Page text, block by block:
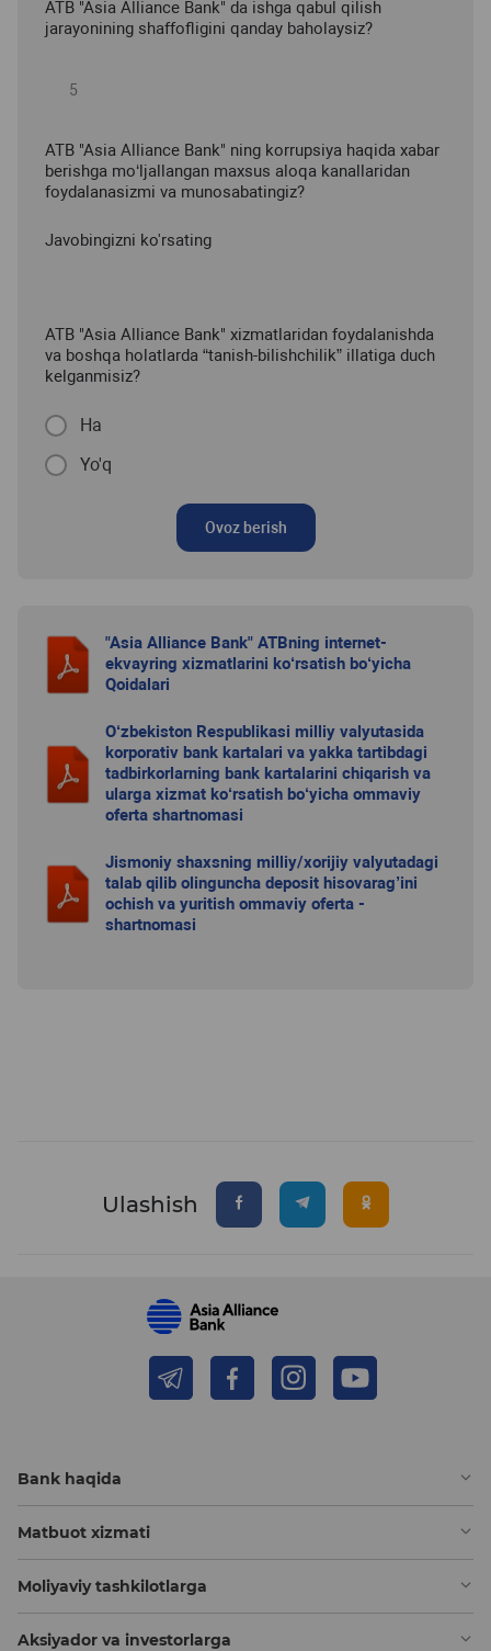
ATB "Asia Alliance Bank" da ishga qabul qilish
jarayonining shaffofligini qanday baholaysiz?
ATB "Asia Alliance Bank" ning korrupsiya haqida xabar
berishga mo‘ljallangan maxsus aloqa kanallaridan
foydalanasizmi va munosabatingiz?
Javobingizni ko'rsating
ATB "Asia Alliance Bank" xizmatlaridan foydalanishda
va boshqa holatlarda “tanish-bilishchilik” illatiga duch
kelganmisiz?
Ha
Yo'q
Ovoz berish
"Asia Alliance Bank" ATBning internet-
ekvayring xizmatlarini ko‘rsatish bo‘yicha
Qoidalari
O‘zbekiston Respublikasi milliy valyutasida
korporativ bank kartalari va yakka tartibdagi
tadbirkorlarning bank kartalarini chiqarish va
ularga xizmat ko‘rsatish bo‘yicha ommaviy
oferta shartnomasi
Jismoniy shaxsning milliy/xorijiy valyutadagi
talab qilib olinguncha deposit hisovarag’ini
ochish va yuritish ommaviy oferta -
shartnomasi
Ulashish
Bank haqida
Matbuot xizmati
Moliyaviy tashkilotlarga
Aksiyador va investorlarga